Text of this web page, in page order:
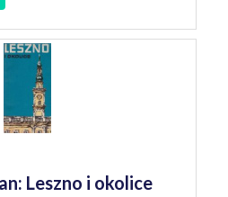
Leszno i okolice